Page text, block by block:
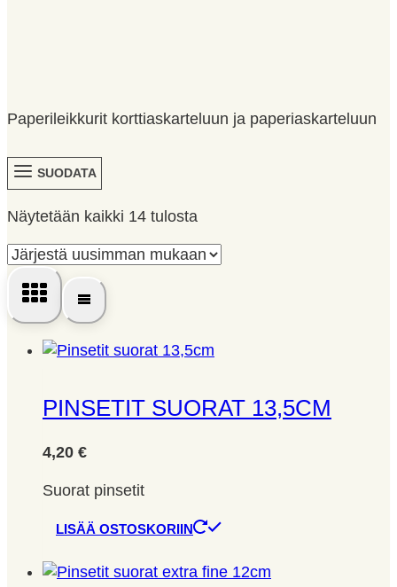
Paperileikkurit korttiaskarteluun ja paperiaskarteluun
SUODATA
Näytetään kaikki 14 tulosta
latest
PINSETIT SUORAT 13,5CM
4,20 €
Suorat pinsetit
LISÄÄ OSTOSKORIIN